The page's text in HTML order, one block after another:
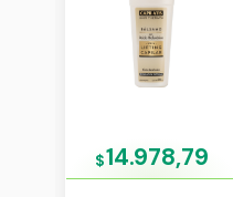
$14.978,79